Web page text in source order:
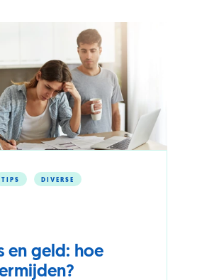
en geld: hoe
TIPS DIVERSE